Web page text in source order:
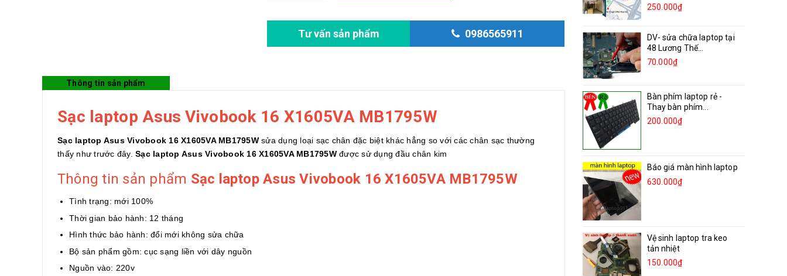
Tư vấn sản phẩm 0986565911
Thông tin sản phẩm
Sạc laptop Asus Vivobook 16 X1605VA MB1795W
Sạc laptop Asus Vivobook 16 X1605VA MB1795Wsửa dụng loại sạc chân đặc biệt khác hẳng so với các chân sạc thường
thấy như trước đây. Sạc laptop Asus Vivobook 16 X1605VA MB1795Wđược sử dụng đầu chân kim
Thông tin sản phẩm Sạc laptop Asus Vivobook 16 X1605VA MB1795W
Tình trạng: mới 100%
Thời gian bảo hành: 12 tháng
Hình thức bảo hành: đổi mới không sửa chữa
Bộ sản phẩm gồm: cục sạng liền với dây nguồn
Nguồn vào: 220v
250.000₫
DV- sửa chữa laptop tại
48 Lương Thế...
70.000₫
Bàn phím laptop rẻ -
Thay bàn phím...
200.000₫
Báo giá màn hình laptop
630.000₫
Vệ sinh laptop tra keo
tản nhiệt
150.000₫